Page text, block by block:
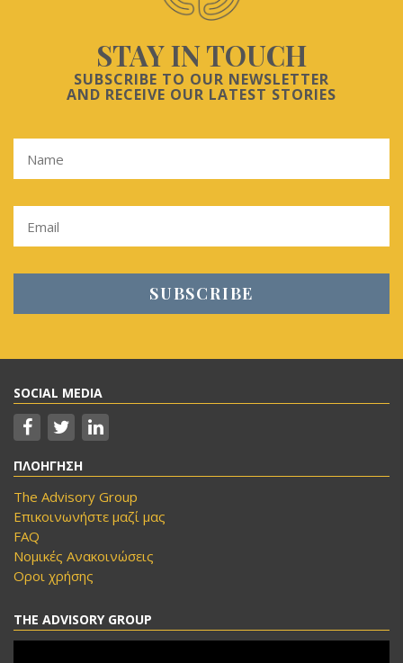
STAY IN TOUCH
SUBSCRIBE TO OUR NEWSLETTER
AND RECEIVE OUR LATEST STORIES
SOCIAL MEDIA
ΠΛΟΗΓΗΣΗ
The Advisory Group
Επικοινωνήστε μαζί μας
FAQ
Νομικές Ανακοινώσεις
Οροι χρήσης
THE ADVISORY GROUP